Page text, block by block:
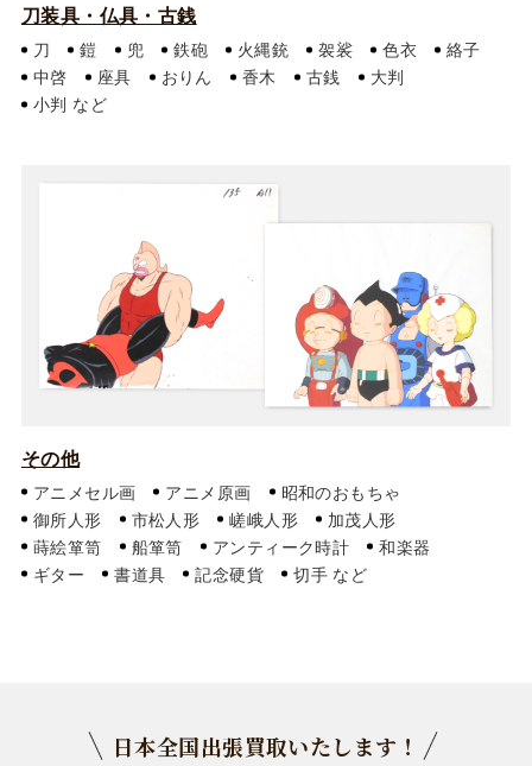
刀装具・仏具・古銭
刀 鎧 兜 鉄砲 火縄銃 袈裟 色衣
絡子
中啓
座具 おりん 香木 古銭
大判
小判
その他
アニメセル画 アニメ原画
昭和のおもちゃ
御所人形
市松人形 嵯峨人形
加茂人形
蒔絵箪笥
船箪笥 アンティーク時計
和楽器
ギター
書道具 記念硬貨 切手
日本全国出張買取いたします！